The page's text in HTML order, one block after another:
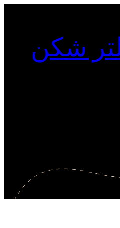
شکن